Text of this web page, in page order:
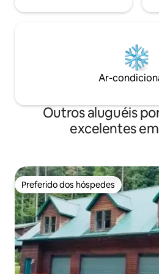
Ar-
Outros aluguéis
excelentes
Preferido dos hóspedes
Preferido dos hóspedes